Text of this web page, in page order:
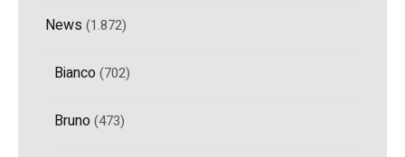
News (1.872)
Bianco(702)
Bruno(473)